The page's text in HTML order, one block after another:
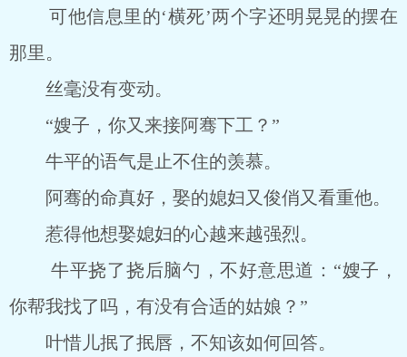
可他信息里的‘横死’两个字还明晃晃的摆在
那里。
丝毫没有变动。
“嫂子，你又来接阿骞下工？”
牛平的语气是止不住的羡慕。
阿骞的命真好，娶的媳妇又俊俏又看重他。
惹得他想娶媳妇的心越来越强烈。
牛平挠了挠后脑勺，不好意思道：“嫂子，
你帮我找了吗，有没有合适的姑娘？”
叶惜儿抿了抿唇，不知该如何回答。